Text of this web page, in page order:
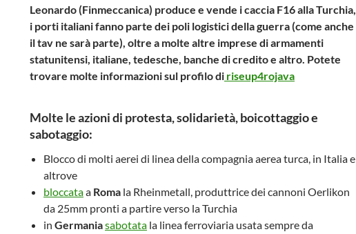
Leonardo (Finmeccanica) produce e vende i caccia F16 alla Turchia,
i porti italiani fanno parte dei poli logistici della guerra (come anche
il tav ne sarà parte), oltre a molte altre imprese di armamenti
statunitensi, italiane, tedesche, banche di credito e altro. Potete
trovare molte informazioni sul profilo di riseup4rojava
Molte le azioni di protesta, solidarietà, boicottaggio e
sabotaggio:
Blocco di molti aerei di linea della compagnia aerea turca, in Italia e
altrove
bloccataa Roma la Rheinmetall, produttrice dei cannoni Oerlikon
da 25mm pronti a partire verso la Turchia
in Germaniasabotata la linea ferroviaria usata sempre da